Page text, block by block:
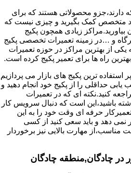
دارند،جزو محصولاتی هستند که برای
متخصص کمک بگیرید و چیزی نیست که
زیادی همچون پکیج
و …در زمینه تعمیرات تخصصی پکیج
یکی از بهترین مراکز در حوزه تعمیرات
راه ها برای تعمیر پکیج کرده است.
استفاده ترین پکیج های بازار می پردازیم
یابی حداقلی را از پکیج خود انجام دهید و
کنید.نکته ای که در تعمیرات
باشید،این است که دنبال سرویس کار
حرفه ای وقت خود را به این
نمی دهد و باید سعی کنید از کسی
مناسب،از مهارت بالایی نیز برخوردار
در چادگان,منطقه چادگان